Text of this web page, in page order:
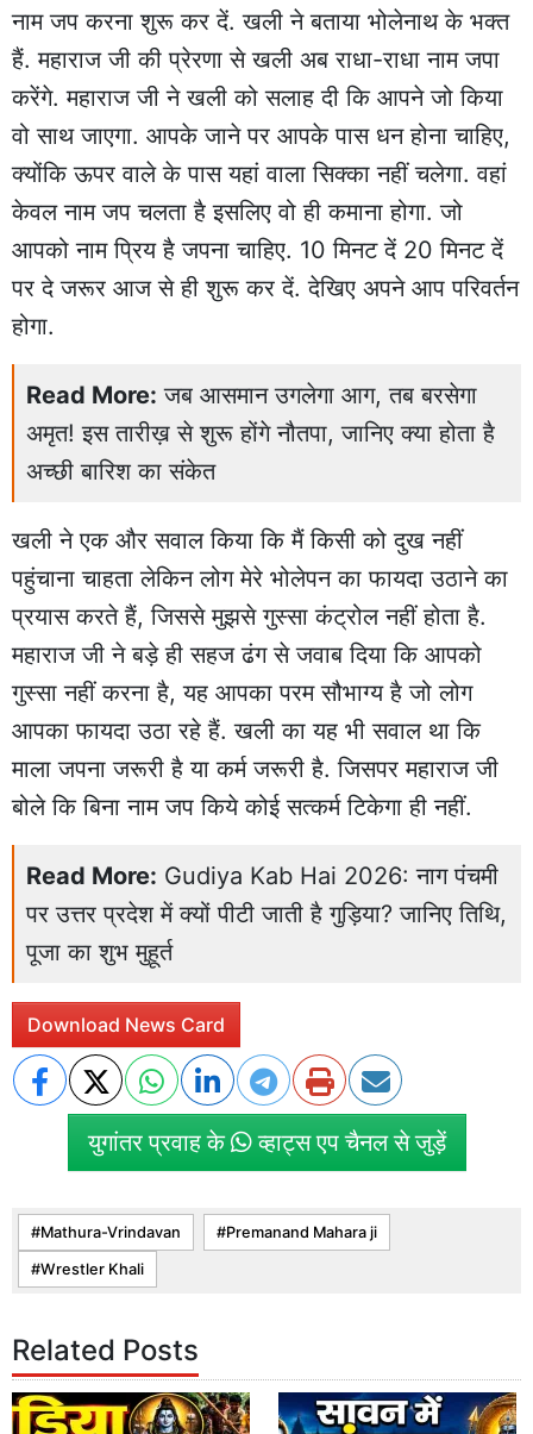
नाम जप करना शुरू कर दें. खली ने बताया भोलेनाथ के भक्त
हैं. महाराज जी की प्रेरणा से खली अब राधा-राधा नाम जपा
करेंगे. महाराज जी ने खली को सलाह दी कि आपने जो किया
वो साथ जाएगा. आपके जाने पर आपके पास धन होना चाहिए,
क्योंकि ऊपर वाले के पास यहां वाला सिक्का नहीं चलेगा. वहां
केवल नाम जप चलता है इसलिए वो ही कमाना होगा. जो
आपको नाम प्रिय है जपना चाहिए. 10 मिनट दें 20 मिनट दें
पर दे जरूर आज से ही शुरू कर दें. देखिए अपने आप परिवर्तन
होगा.
Read More: जब आसमान उगलेगा आग, तब बरसेगा
अमृत! इस तारीख़ से शुरू होंगे नौतपा, जानिए क्या होता है
अच्छी बारिश का संकेत
खली ने एक और सवाल किया कि मैं किसी को दुख नहीं
पहुंचाना चाहता लेकिन लोग मेरे भोलेपन का फायदा उठाने का
प्रयास करते हैं, जिससे मुझसे गुस्सा कंट्रोल नहीं होता है.
महाराज जी ने बड़े ही सहज ढंग से जवाब दिया कि आपको
गुस्सा नहीं करना है, यह आपका परम सौभाग्य है जो लोग
आपका फायदा उठा रहे हैं. खली का यह भी सवाल था कि
माला जपना जरूरी है या कर्म जरूरी है. जिसपर महाराज जी
बोले कि बिना नाम जप किये कोई सत्कर्म टिकेगा ही नहीं.
Read More: Gudiya Kab Hai 2026: नाग पंचमी
पर उत्तर प्रदेश में क्यों पीटी जाती है गुड़िया? जानिए तिथि,
पूजा का शुभ मुहूर्त
Download News Card
युगांतर प्रवाह के व्हाट्स एप चैनल से जुड़ें
Mathura-Vrindavan Premanand Mahara ji
Wrestler Khali
Related Posts